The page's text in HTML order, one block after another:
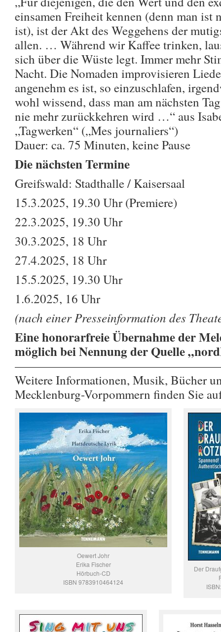
einsamen Freiheit kennen (denn man ist
ist), ist der Akt des Weggehens der
allen. … Während wir Kaffee trinken,
sich über die Wüste legt. Immer mehr
Nacht. Die Nomaden improvisieren
angenehm es ist, so einzuschlafen,
wohl wissend, dass man am nächsten
nie mehr zurückkehren wird …“ aus
„Tagwerken“ („Mes journaliers“)
Dauer: ca. 75 Minuten, keine Pause
Die nächsten Termine
Greifswald: Stadthalle / Kaisersaal
15.3.2025, 19.30 Uhr (Premiere)
22.3.2025, 19.30 Uhr
30.3.2025, 18 Uhr
27.4.2025, 18 Uhr
15.5.2025, 19.30 Uhr
1.6.2025, 16 Uhr
(nach einer Presseinformation des
Eine honorarfreie Übernahme der
möglich bei Nennung der Quelle
Weitere Informationen, Musik, Bücher
Mecklenburg-Vorpommern finden Sie
Oewert Johr
Erika Fischer
Hörbuch-CD
ISBN 9783910464124
Der